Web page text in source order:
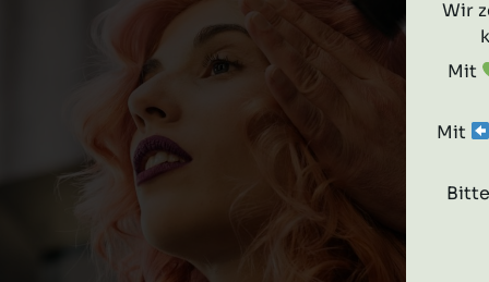
Wir
Mit
Mit